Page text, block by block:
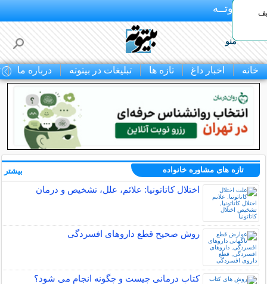
بـیتوتــه
منو
خانه اخبار داغ تازه ها تبلیغات در بیتوته درباره ما
تازه های مشاوره خانواده
اختلال کاتاتونیا: علائم، علل، تشخیص و درمان
روش صحیح قطع داروهای افسردگی
کتاب درمانی چیست و چگونه انجام می شود؟
بیشتر